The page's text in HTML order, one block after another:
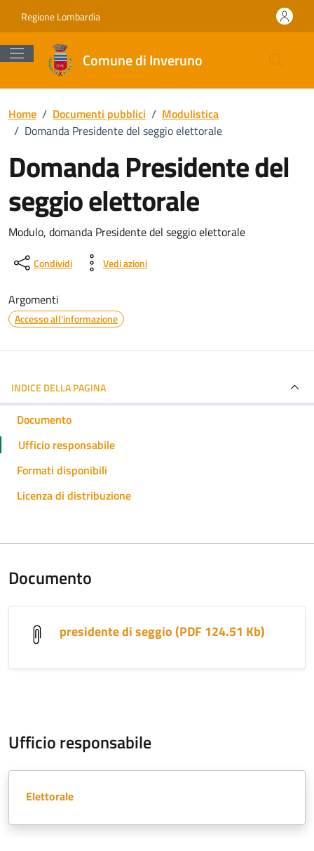
Regione Lombardia
Comune di Inveruno
Home / Documenti pubblici / Modulistica
/ Domanda Presidente del seggio elettorale
Domanda Presidente del
seggio elettorale
Dettagli del documento
Modulo, domanda Presidente del seggio elettorale
Condividi Vedi azioni
Argomenti
Accesso all'informazione
INDICE DELLA PAGINA
Documento
Ufficio responsabile
Formati disponibili
Licenza di distribuzione
Documento
presidente di seggio (PDF 124.51 Kb)
Ufficio responsabile
Elettorale